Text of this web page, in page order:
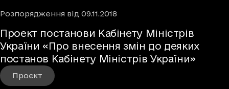
Розпорядження від 09.11.2018
Проект постанови Кабінету Міністрів
України «Про внесення змін до деяких
постанов Кабінету Міністрів України»
Проєкт